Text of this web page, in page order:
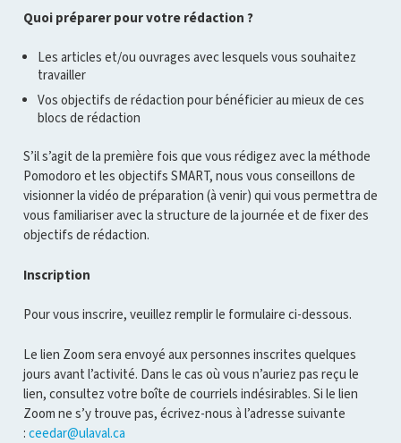
Quoi préparer pour votre rédaction ?
Les articles et/ou ouvrages avec lesquels vous souhaitez
travailler
Vos objectifs de rédaction pour bénéficier au mieux de ces
blocs de rédaction
S’il s’agit de la première fois que vous rédigez avec la méthode
Pomodoro et les objectifs SMART, nous vous conseillons de
visionner la vidéo de préparation (à venir) qui vous permettra de
vous familiariser avec la structure de la journée et de fixer des
objectifs de rédaction.
Inscription
Pour vous inscrire, veuillez remplir le formulaire ci-dessous.
Le lien Zoom sera envoyé aux personnes inscrites quelques
jours avant l’activité. Dans le cas où vous n’auriez pas reçu le
lien, consultez votre boîte de courriels indésirables. Si le lien
Zoom ne s’y trouve pas, écrivez-nous à l’adresse suivante
: ceedar@ulaval.ca